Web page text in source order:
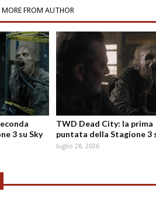
MORE FROM AUTHOR
3 su Sky
TWD Dead City: la prima
puntata della Stagione 3
luglio 28, 2026